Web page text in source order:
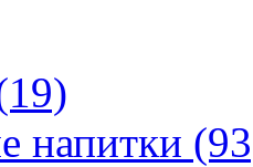
напитки